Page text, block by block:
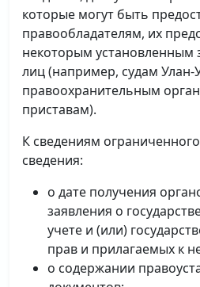
которые могут быть
правообладателям, их
некоторым установленным
лиц (например, судам Улан-
правоохранительным
приставам).
К сведениям
сведения:
о дате получения
заявления о
учете и (или)
прав и прилагаемых к
о содержании